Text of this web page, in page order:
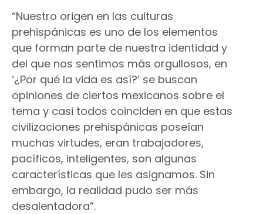
“Nuestro origen en las culturas
prehispánicas es uno de los elementos
que forman parte de nuestra identidad y
del que nos sentimos más orgullosos, en
‘¿Por qué la vida es así?’ se buscan
opiniones de ciertos mexicanos sobre el
tema y casi todos coinciden en que estas
civilizaciones prehispánicas poseían
muchas virtudes, eran trabajadores,
pacíficos, inteligentes, son algunas
características que les asignamos. Sin
embargo, la realidad pudo ser más
desalentadora”.